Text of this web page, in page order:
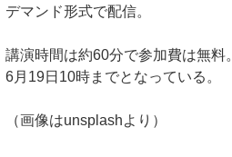
デマンド形式で配信。
講演時間は約60分で参加費は無料
6月19日10時までとなっている。
（画像はunsplashより）